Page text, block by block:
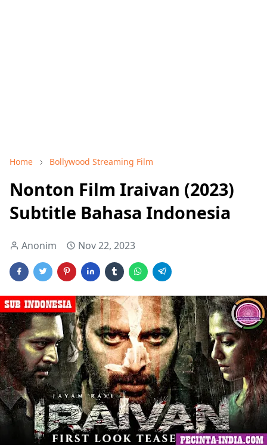
Home Bollywood Streaming Film
Nonton Film Iraivan (2023)
Subtitle Bahasa Indonesia
Anonim Nov 22, 2023